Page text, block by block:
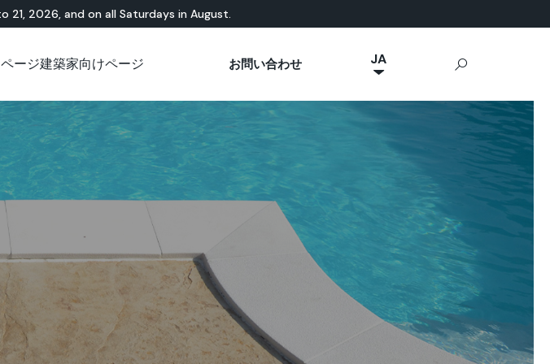
21, 2026, and on all Saturdays in August.
テラゾー
Lixio®
Lixio®+
屋外用コンクリート
アウトドア
公共エリア
屋外リビング
舗装
遊園地
技術資料について
ージ建築家向けページ
技術資料について
お問い合わせ JA